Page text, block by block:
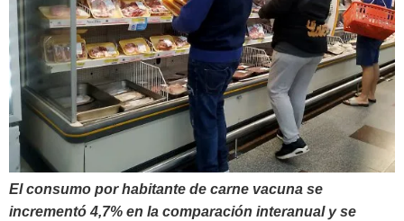
El consumo por habitante de carne vacuna se
incrementó 4,7% en la comparación interanual y se